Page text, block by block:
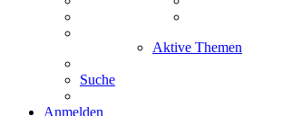
Aktive Themen
Suche
Anmelden